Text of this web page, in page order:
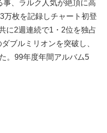
事、ラルク人気が絶頂に高
万枚を記録しチャート初登
に2週連続で1・2位を独占
ブルミリオンを突破し、
。99年度年間アルバム5